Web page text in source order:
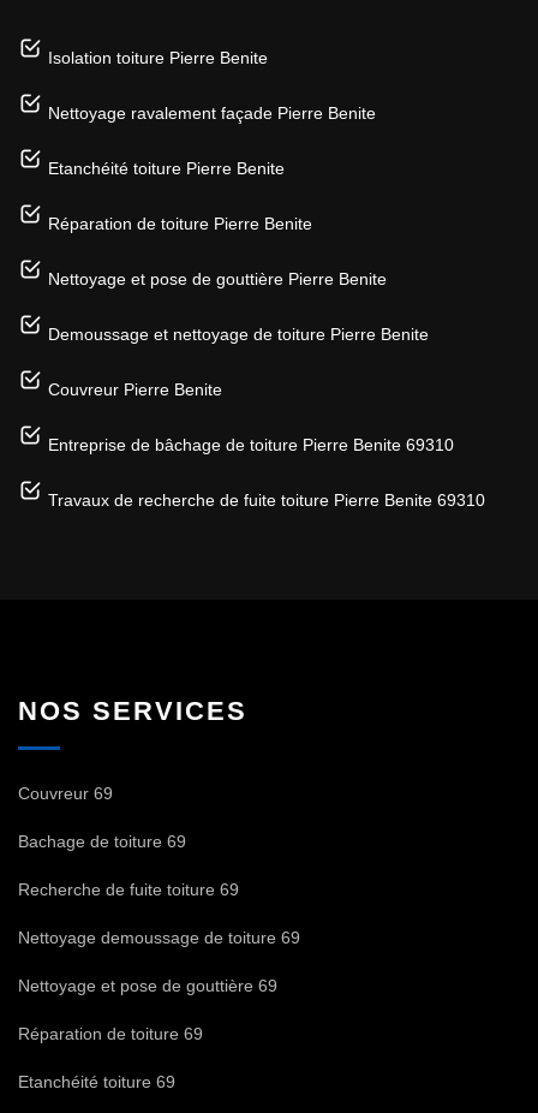
Isolation toiture Pierre Benite
Nettoyage ravalement façade Pierre Benite
Etanchéité toiture Pierre Benite
Réparation de toiture Pierre Benite
Nettoyage et pose de gouttière Pierre Benite
Demoussage et nettoyage de toiture Pierre Benite
Couvreur Pierre Benite
Entreprise de bâchage de toiture Pierre Benite 69310
Travaux de recherche de fuite toiture Pierre Benite 69310
NOS SERVICES
Couvreur 69
Bachage de toiture 69
Recherche de fuite toiture 69
Nettoyage demoussage de toiture 69
Nettoyage et pose de gouttière 69
Réparation de toiture 69
Etanchéité toiture 69